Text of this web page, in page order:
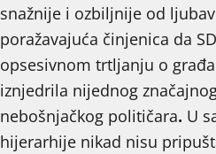
snažnije i ozbiljnije od
poražavajuća činjenica da
opsesivnom trtljanju o
iznjedrila nijednog
nebošnjačkog političara. U
hijerarhije nikad nisu